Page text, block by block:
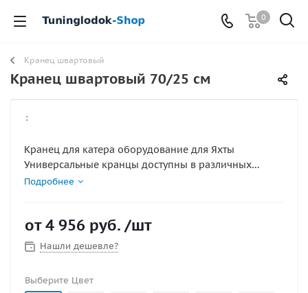
0
Кранец швартовый
Кранец швартовый 70/25 см
:
Кранец для катера оборудование для Яхты
Универсальные кранцы доступны в различных
цветах - что позволяет подобрать нужный цвет для
Усиленные канатные опоры Длинна 70 см Диаметр
25 см
Подробнее
от4 956 руб. /шт
Нашли дешевле?
Выберите Цвет